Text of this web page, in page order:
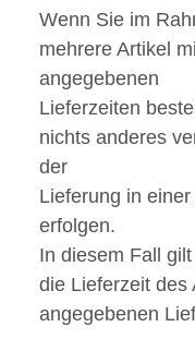
Wenn Sie im
mehrere Artikel
angegebenen
Lieferzeiten
nichts anderes
der
Lieferung in
erfolgen.
In diesem Fall
die Lieferzeit des
angegebenen